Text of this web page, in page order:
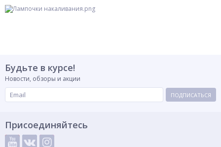
Будьте в курсе!
Новости, обзоры и акции
ПОДПИСАТЬСЯ
Присоединяйтесь